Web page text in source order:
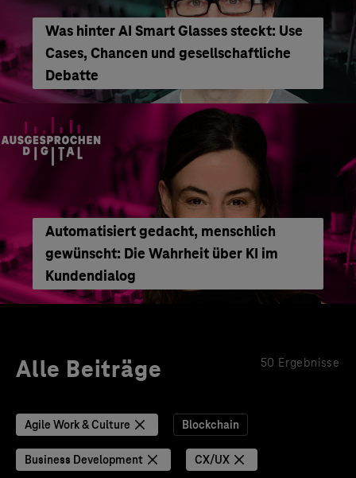
Was hinter AI Smart Glasses steckt: Use
Cases, Chancen und gesellschaftliche
Debatte
Automatisiert gedacht, menschlich
gewünscht: Die Wahrheit über KI im
Kundendialog
Alle Beiträge 50 Ergebnisse
Agile Work & Culture Blockchain
Business Development CX/UX